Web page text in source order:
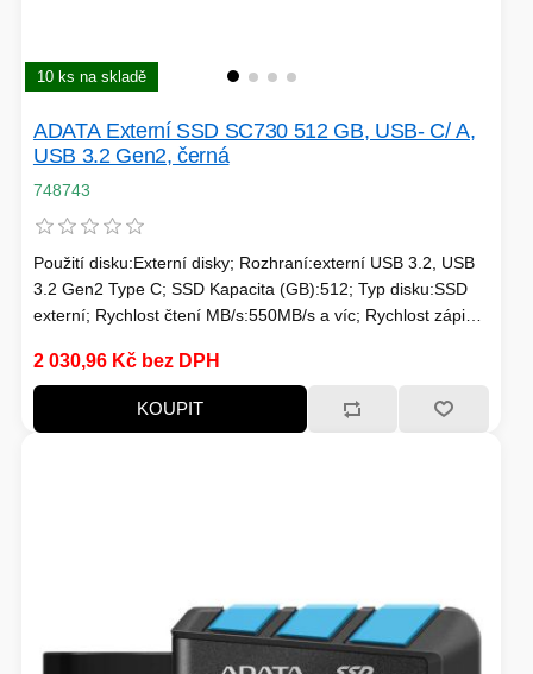
10 ks na skladě
ADATA Externí SSD SC730 512 GB, USB- C/ A,
USB 3.2 Gen2, černá
748743
Použití disku:Externí disky; Rozhraní:externí USB 3.2, USB
3.2 Gen2 Type C; SSD Kapacita (GB):512; Typ disku:SSD
externí; Rychlost čtení MB/s:550MB/s a víc; Rychlost zápisu
2 030,96 Kč bez DPH
KOUPIT